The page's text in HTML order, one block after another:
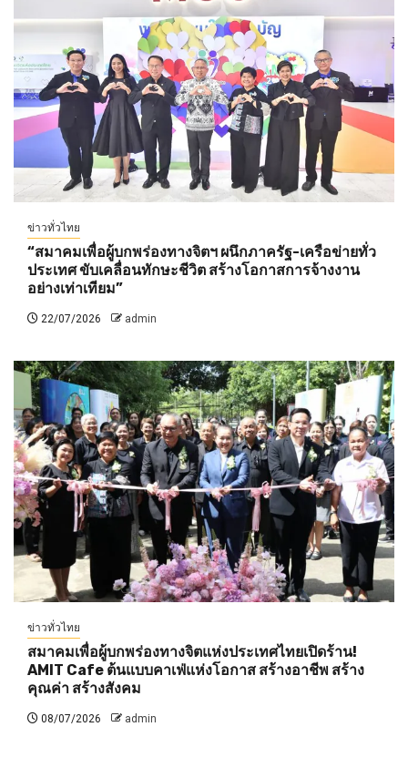
ข่าวทั่วไทย
“สมาคมเพื่อผู้บกพร่องทางจิตฯ ผนึกภาครัฐ-เครือข่ายทั่ว
ประเทศ ขับเคลื่อนทักษะชีวิต สร้างโอกาสการจ้างงาน
อย่างเท่าเทียม”
22/07/2026 admin
ข่าวทั่วไทย
สมาคมเพื่อผู้บกพร่องทางจิตแห่งประเทศไทยเปิดร้าน!
AMIT Cafe ต้นแบบคาเฟ่แห่งโอกาส สร้างอาชีพ สร้าง
คุณค่า สร้างสังคม
08/07/2026 admin